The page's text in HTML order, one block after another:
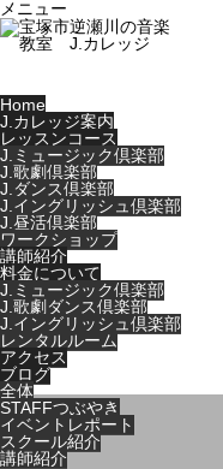
メニュー
Home
J.カレッジ案内
レッスンコース
J.ミュージック倶楽部
J.歌劇倶楽部
J.ダンス倶楽部
J.イングリッシュ倶楽部
J.昼活倶楽部
ワークショップ
講師紹介
料金について
J.ミュージック倶楽部
J.歌劇ダンス倶楽部
J.イングリッシュ倶楽部
レンタルルーム
アクセス
ブログ
全体
STAFFつぶやき
イベントレポート
スクール紹介
講師紹介